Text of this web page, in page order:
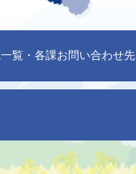
覧・各課お問い合わせ先